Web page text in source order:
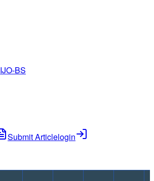
IJO-BS
Submit Articlelogin